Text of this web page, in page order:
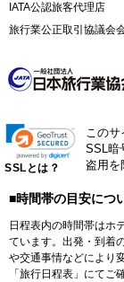
IATA公認旅客代理店
旅行業公正取引協議会
SSLとは？
このサ
SSL暗
盗用を
■時間帯の目安につ
日程表内の時間帯はホ
ています。出発・到着
や交通事情などにより
「旅行日程表」にてご